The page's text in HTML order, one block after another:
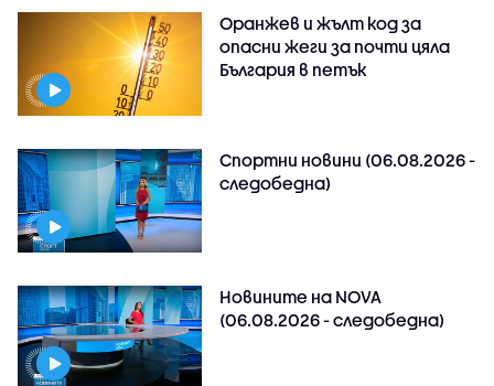
Оранжев и жълт код за
опасни жеги за почти цяла
България в петък
Спортни новини (06.08.2026 -
следобедна)
Новините на NOVA
(06.08.2026 - следобедна)